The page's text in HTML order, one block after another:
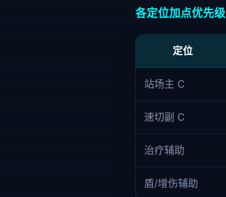
各定位加点优先级
定位
站场主 C
速切副 C
治疗辅助
盾/增伤辅助